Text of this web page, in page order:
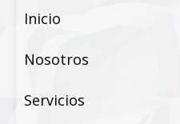
Inicio
Nosotros
Servicios